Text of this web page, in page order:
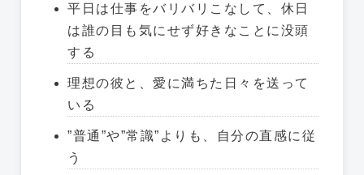
平日は仕事をバリバリこなして、休日
は誰の目も気にせず好きなことに没頭
する
理想の彼と、愛に満ちた日々を送って
いる
”普通”や”常識”よりも、自分の直感に従
う